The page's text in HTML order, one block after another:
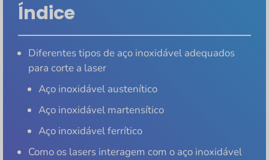
Índice
Diferentes tipos de aço inoxidável adequados
para corte a laser
Aço inoxidável austenítico
Aço inoxidável martensítico
Aço inoxidável ferrítico
Como os lasers interagem com o aço inoxidável